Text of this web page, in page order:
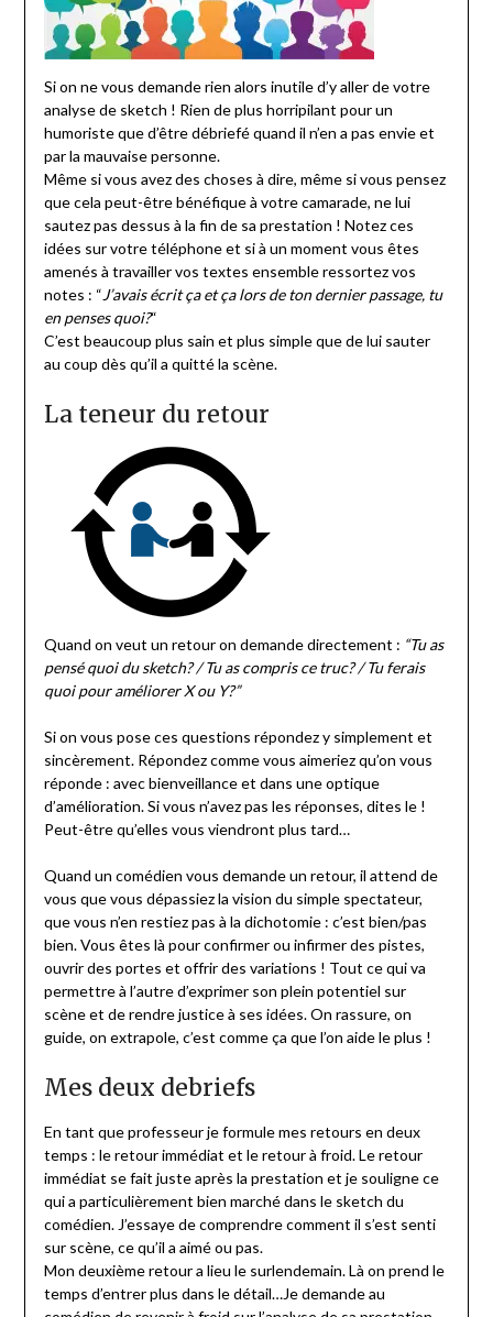
Si on ne vous demande rien alors inutile d’y aller de votre
analyse de sketch ! Rien de plus horripilant pour un
humoriste que d’être débriefé quand il n’en a pas envie et
par la mauvaise personne.
Même si vous avez des choses à dire, même si vous pensez
que cela peut-être bénéfique à votre camarade, ne lui
sautez pas dessus à la fin de sa prestation ! Notez ces
idées sur votre téléphone et si à un moment vous êtes
amenés à travailler vos textes ensemble ressortez vos
notes : “J’avais écrit ça et ça lors de ton dernier passage, tu
en penses quoi?“
C’est beaucoup plus sain et plus simple que de lui sauter
au coup dès qu’il a quitté la scène.
La teneur du retour
Quand on veut un retour on demande directement : “Tu as
pensé quoi du sketch? / Tu as compris ce truc? / Tu ferais
quoi pour améliorer X ou Y?”
Si on vous pose ces questions répondez y simplement et
sincèrement. Répondez comme vous aimeriez qu’on vous
réponde : avec bienveillance et dans une optique
d’amélioration. Si vous n’avez pas les réponses, dites le !
Peut-être qu’elles vous viendront plus tard…
Quand un comédien vous demande un retour, il attend de
vous que vous dépassiez la vision du simple spectateur,
que vous n’en restiez pas à la dichotomie : c’est bien/pas
bien. Vous êtes là pour confirmer ou infirmer des pistes,
ouvrir des portes et offrir des variations ! Tout ce qui va
permettre à l’autre d’exprimer son plein potentiel sur
scène et de rendre justice à ses idées. On rassure, on
guide, on extrapole, c’est comme ça que l’on aide le plus !
Mes deux debriefs
En tant que professeur je formule mes retours en deux
temps : le retour immédiat et le retour à froid. Le retour
immédiat se fait juste après la prestation et je souligne ce
qui a particulièrement bien marché dans le sketch du
comédien. J’essaye de comprendre comment il s’est senti
sur scène, ce qu’il a aimé ou pas.
Mon deuxième retour a lieu le surlendemain. Là on prend le
temps d’entrer plus dans le détail…Je demande au